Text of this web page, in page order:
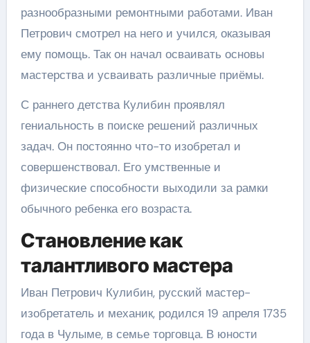
разнообразными ремонтными работами. Иван
Петрович смотрел на него и учился, оказывая
ему помощь. Так он начал осваивать основы
мастерства и усваивать различные приёмы.
С раннего детства Кулибин проявлял
гениальность в поиске решений различных
задач. Он постоянно что-то изобретал и
совершенствовал. Его умственные и
физические способности выходили за рамки
обычного ребенка его возраста.
Становление как
талантливого мастера
Иван Петрович Кулибин, русский мастер-
изобретатель и механик, родился 19 апреля 1735
года в Чулыме, в семье торговца. В юности